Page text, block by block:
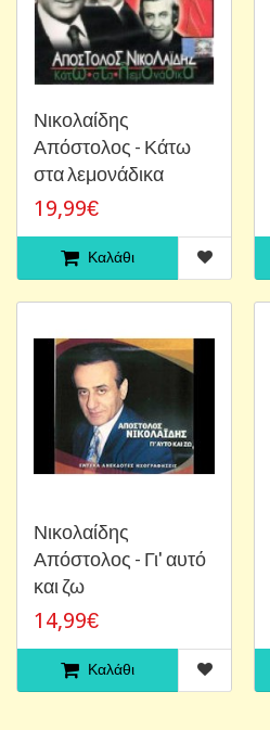
Νικολαίδης
Απόστολος - Κάτω
στα λεμονάδικα
19,99€
Καλάθι
Νικολαίδης
Απόστολος - Γι' αυτό
και ζω
14,99€
Καλάθι